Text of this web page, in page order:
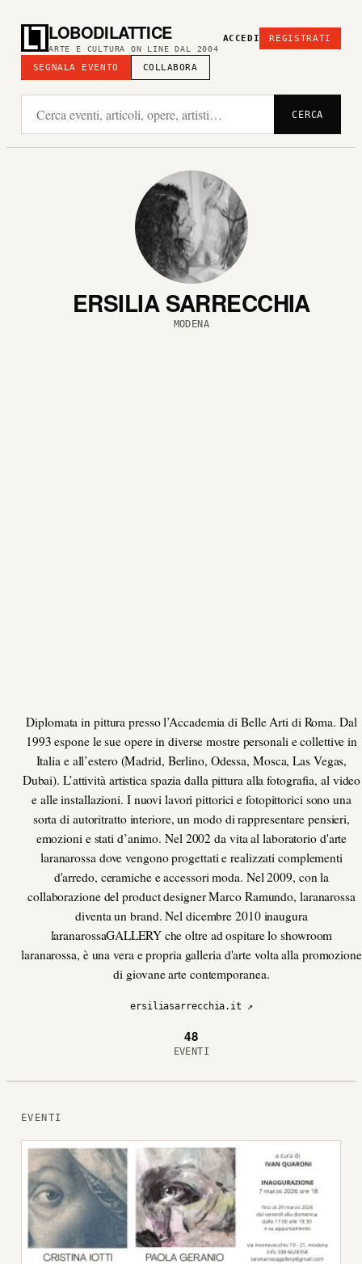
LOBODILATTICE
ARTE E CULTURA ON LINE DAL 2004
SEGNALA EVENTO COLLABORA
ACCEDI REGISTRATI
CERCA
ERSILIA SARRECCHIA
MODENA
Diplomata in pittura presso l’Accademia di Belle Arti di Roma. Dal
1993 espone le sue opere in diverse mostre personali e collettive in
Italia e all’estero (Madrid, Berlino, Odessa, Mosca, Las Vegas,
Dubai). L’attività artistica spazia dalla pittura alla fotografia, al video
e alle installazioni. I nuovi lavori pittorici e fotopittorici sono una
sorta di autoritratto interiore, un modo di rappresentare pensieri,
emozioni e stati d’animo. Nel 2002 da vita al laboratorio d'arte
laranarossa dove vengono progettati e realizzati complementi
d'arredo, ceramiche e accessori moda. Nel 2009, con la
collaborazione del product designer Marco Ramundo, laranarossa
diventa un brand. Nel dicembre 2010 inaugura
laranarossaGALLERY che oltre ad ospitare lo showroom
laranarossa, è una vera e propria galleria d'arte volta alla promozione
di giovane arte contemporanea.
ersiliasarrecchia.it ↗
48
EVENTI
EVENTI